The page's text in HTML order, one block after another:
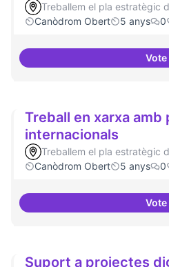
Treballem el pla estratègic
Canòdrom Obert
5 anys 0
Vote
Treball en xarxa amb
internacionals
Treballem el pla estratègic
Canòdrom Obert
5 anys 0
Vote
Suport a projectes